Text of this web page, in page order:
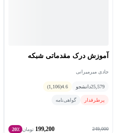
آموزش درک مقدماتی شبکه
جادی میرمیرانی
25,579دانشجو 4.6
(1,106)
پرطرفدار گواهی‌نامه
249,000
199,200 تومان 20٪